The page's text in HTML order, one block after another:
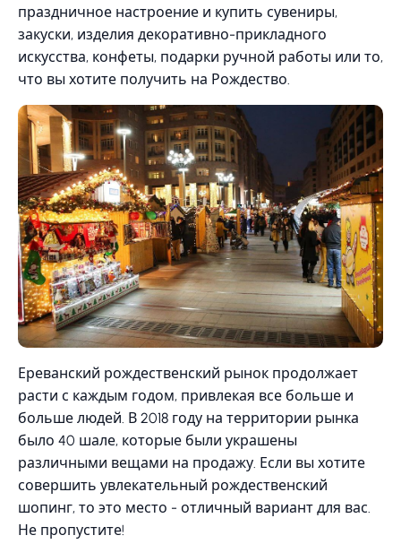
праздничное настроение и купить сувениры,
закуски, изделия декоративно-прикладного
искусства, конфеты, подарки ручной работы или то,
что вы хотите получить на Рождество.
Ереванский рождественский рынок продолжает
расти с каждым годом, привлекая все больше и
больше людей. В 2018 году на территории рынка
было 40 шале, которые были украшены
различными вещами на продажу. Если вы хотите
совершить увлекательный рождественский
шопинг, то это место - отличный вариант для вас.
Не пропустите!